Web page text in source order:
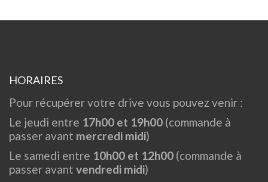
HORAIRES
Pour récupérer votre drive vous pouvez venir :
Le jeudi entre 17h00 et 19h00 (commande à
passer avant mercredi midi)
Le samedi entre 10h00 et 12h00 (commande à
passer avant vendredi midi)